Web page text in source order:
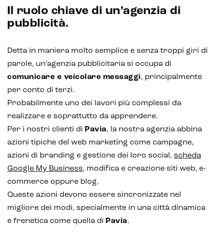
IoT (Internet of Things)
Blockchain
Analisi predittiva
Chatbot e assistenti virtuali
Realtà Aumentata
Realtà Virtuale
Metaverso
Il ruolo chiave di un’agenzia di
pubblicità.
Detta in maniera molto semplice e senza troppi giri di
parole, un’agenzia pubblicitaria si occupa di
comunicare e veicolare messaggi, principalmente
per conto di terzi.
Probabilmente uno dei lavori più complessi da
realizzare e soprattutto da apprendere.
Per i nostri clienti di Pavia, la nostra agenzia abbina
azioni tipiche del web marketing come campagne,
azioni di branding e gestione dei loro social, scheda
Google My Business, modifica e creazione siti web, e-
commerce oppure blog.
Queste azioni devono essere sincronizzate nel
migliore dei modi, specialmente in una città dinamica
e frenetica come quella di Pavia.